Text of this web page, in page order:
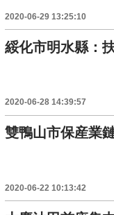
2020-06-29 13:25:10
綏化市明水縣：
2020-06-28 14:39:57
雙鴨山市保産業
2020-06-22 10:13:42